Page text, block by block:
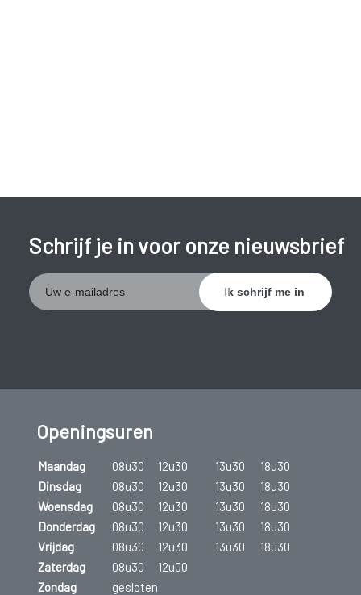
Je loopt meer kans op een vaginale infectie: in een
droge vagina kunnen schadelijke bacteriën en
Schrijf je in voor onze nieuwsbrief
Openingsuren
Maandag 08u30 12u30 13u30
18u30
Dinsdag
08u30 12u30 13u30
18u30
Woensdag
08u30 12u30 13u30
18u30
Donderdag
08u30 12u30 13u30
18u30
Vrijdag
08u30 12u30 13u30
18u30
Zaterdag
08u30
12u00
Zondag
gesloten